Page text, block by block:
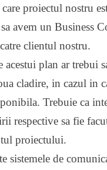
proiectul nostru
sa avem un Business
clientul nostru.
acestui plan ar trebui
cladire, in cazul in
Trebuie ca
respective sa fie
proiectului.
sistemele de